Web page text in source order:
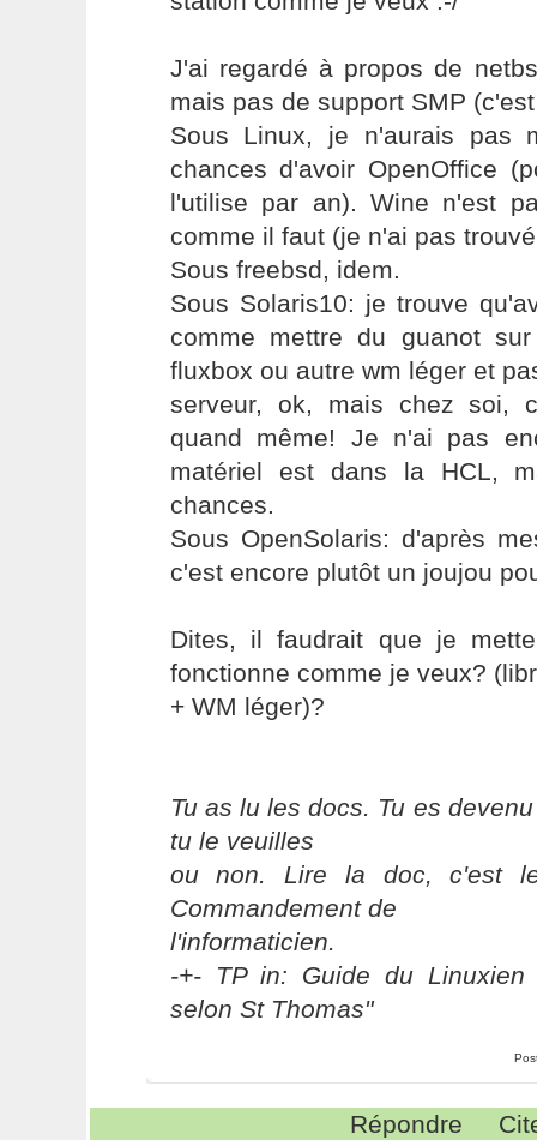
J'ai regardé à propos de
mais pas de support SMP
Sous Linux, je n'aurais pas
chances d'avoir OpenOffice
l'utilise par an). Wine n'est
comme il faut (je n'ai pas
Sous freebsd, idem.
Sous Solaris10: je trouve
comme mettre du guanot
fluxbox ou autre wm léger et
serveur, ok, mais chez soi,
quand même! Je n'ai pas
matériel est dans la HCL,
chances.
Sous OpenSolaris: d'après
c'est encore plutôt un joujou
Dites, il faudrait que je
fonctionne comme je veux?
+ WM léger)?
Tu as lu les docs. Tu es
tu le veuilles
ou non. Lire la doc, c'est
Commandement de
l'informaticien.
-+- TP in: Guide du Linuxien
selon St Thomas"
Répondre